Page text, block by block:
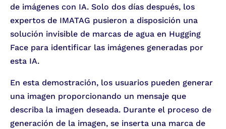
de imágenes con IA. Solo dos días después, los
expertos de IMATAG pusieron a disposición una
solución invisible de marcas de agua en Hugging
Face para identificar las imágenes generadas por
esta IA.
En esta demostración, los usuarios pueden generar
una imagen proporcionando un mensaje que
describa la imagen deseada. Durante el proceso de
generación de la imagen, se inserta una marca de